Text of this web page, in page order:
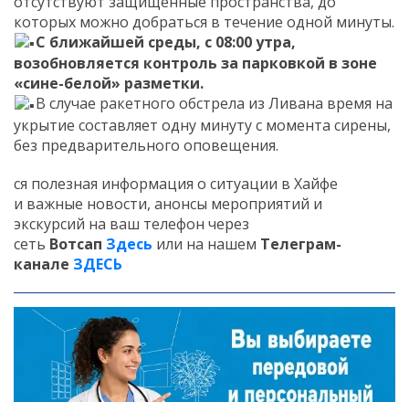
которых можно добраться в течение одной минуты.
С ближайшей среды, с 08:00 утра,
возобновляется контроль за парковкой в зоне
«сине-белой» разметки.
В случае ракетного обстрела из Ливана время на
укрытие составляет одну минуту с момента сирены,
без предварительного оповещения.
ся полезная информация о ситуации в Хайфе
и важные новости, анонсы мероприятий и
экскурсий на ваш телефон через
сеть Вотсап Здесь или на нашем Телеграм-
канале ЗДЕСЬ